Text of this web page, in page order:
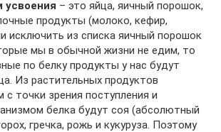
усвоения – это яйца, яичный порошок,
продукты (молоко, кефир,
исключить из списка яичный порошок
мы в обычной жизни не едим, то
по белку продукты у нас будут
Из растительных продуктов
точки зрения поступления и
белка будут соя (абсолютный
гречка, рожь и кукуруза. Поэтому